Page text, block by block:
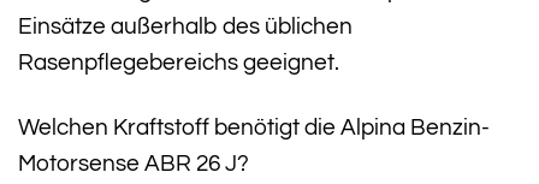
Einsätze außerhalb des üblichen
Rasenpflegebereichs geeignet.
Welchen Kraftstoff benötigt die Alpina Benzin-
Motorsense ABR 26 J?